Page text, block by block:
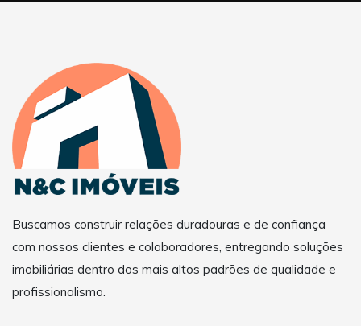
Buscamos construir relações duradouras e de confiança
com nossos clientes e colaboradores, entregando soluções
imobiliárias dentro dos mais altos padrões de qualidade e
profissionalismo.